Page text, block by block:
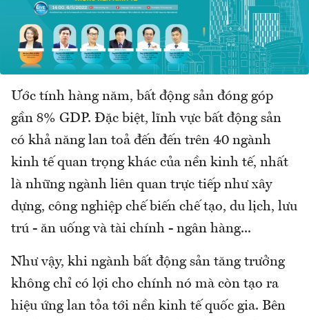
Ước tính hàng năm, bất động sản đóng góp
gần 8% GDP. Đặc biệt, lĩnh vực bất động sản
có khả năng lan toả đến đến trên 40 ngành
kinh tế quan trọng khác của nền kinh tế, nhất
là những ngành liên quan trực tiếp như xây
dựng, công nghiệp chế biến chế tạo, du lịch, lưu
trú - ăn uống và tài chính - ngân hàng...
Như vậy, khi ngành bất động sản tăng trưởng
không chỉ có lợi cho chính nó mà còn tạo ra
hiệu ứng lan tỏa tới nền kinh tế quốc gia. Bên